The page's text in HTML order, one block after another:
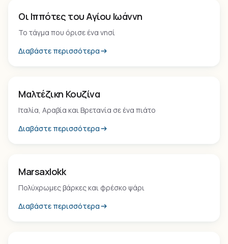
Οι Ιππότες του Αγίου Ιωάννη
Το τάγμα που όρισε ένα νησί
Διαβάστε περισσότερα
Εμπειρία
Μαλτέζικη Κουζίνα
Ιταλία, Αραβία και Βρετανία σε ένα πιάτο
Διαβάστε περισσότερα
Marsaxlokk
Πολύχρωμες βάρκες και φρέσκο ψάρι
Διαβάστε περισσότερα